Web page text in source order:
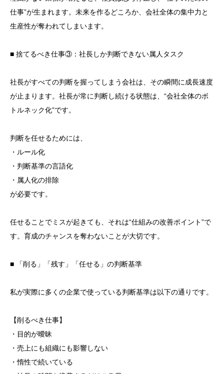
仕事”が生まれます。未来を作るどころか、会社全体の集中力と
生産性が奪われてしまいます。
■ 捨てるべき仕事③：社長しか判断できない属人タスク
社長がすべての判断を握ってしまう会社は、その瞬間に成長速度
が止まります。社長が常に判断し続ける状態は、“会社全体のボ
トルネック化”です。
判断を任せるためには、
・ルール化
・判断基準の言語化
・属人化の排除
が必要です。
任せることでミスが起きても、それは“仕組みの改善ポイント”で
す。育成のチャンスを奪わないことが大切です。
■ 「削る」「残す」「任せる」の判断基準
私が実際に多くの企業で使っている判断基準は以下の通りです。
【削るべき仕事】
・目的が曖昧
・売上にも組織にも影響しない
・惰性で続いている